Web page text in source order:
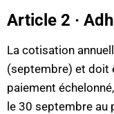
Article 2 ·
La cotisation
(septembre) et doit
paiement
le 30 septembre